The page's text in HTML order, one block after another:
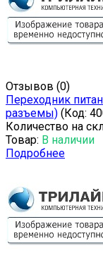
Отзывов (0)
Переходник
разъемы) (Код:
Количество на
Товар: В наличии
Подробнее